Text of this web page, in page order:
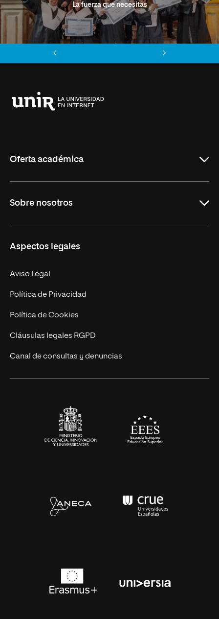
La fuerza que necesitas
Oferta académica
Másteres Oficiales
Doctorados
Experto Universitario
Postgrados
Cursos Universitarios
Sobre nosotros
Facultades
Nuestro Equipo
Trabaja en UNIR
Actualidad
UNIR Revista
Eventos
Aspectos legales
Aviso Legal
Política de Privacidad
Política de Cookies
Cláusulas legales RGPD
Canal de consultas y denuncias